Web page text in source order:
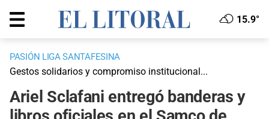
15.9°
PASIÓN LIGA SANTAFESINA
Gestos solidarios y compromiso institucional...
Ariel Sclafani entregó banderas y